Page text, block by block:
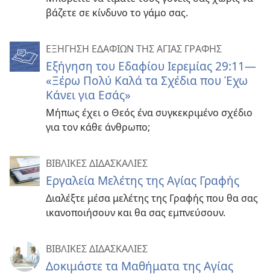
βάζετε σε κίνδυνο το γάμο σας.
ΕΞΗΓΗΣΗ ΕΔΑΦΙΩΝ ΤΗΣ ΑΓΙΑΣ ΓΡΑΦΗΣ
Εξήγηση του Εδαφίου Ιερεμίας 29:11—​
«Ξέρω Πολύ Καλά τα Σχέδια που Έχω
Κάνει για Εσάς»
Μήπως έχει ο Θεός ένα συγκεκριμένο σχέδιο
για τον κάθε άνθρωπο;
ΒΙΒΛΙΚΕΣ ΔΙΔΑΣΚΑΛΙΕΣ
Εργαλεία Μελέτης της Αγίας Γραφής
Διαλέξτε μέσα μελέτης της Γραφής που θα σας
ικανοποιήσουν και θα σας εμπνεύσουν.
ΒΙΒΛΙΚΕΣ ΔΙΔΑΣΚΑΛΙΕΣ
Δοκιμάστε τα Μαθήματα της Αγίας